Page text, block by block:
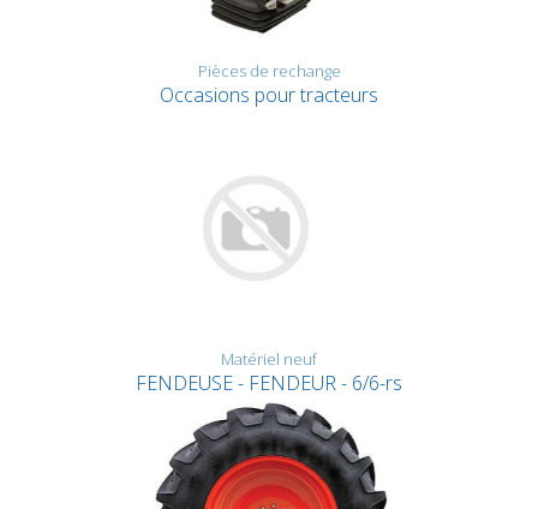
Pièces de rechange
Occasions pour tracteurs
Matériel neuf
FENDEUSE - FENDEUR - 6/6-rs